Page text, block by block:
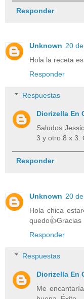
Responder
Unknown 20
Hola la receta
Responder
Respuestas
Diorizella En
Saludos
3 y otro 8 x 3.
Responder
Unknown 20
Hola chica
quedo👍Gracias
Responder
Respuestas
Diorizella En
Me